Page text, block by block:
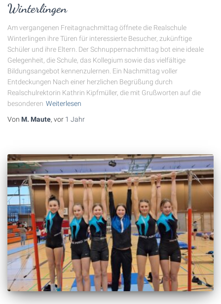
Winterlingen
Am vergangenen Freitagnachmittag öffnete die Realschule
Winterlingen ihre Türen für interessierte Besucher, zukünftige
Schüler und ihre Eltern. Der Schnuppernachmittag bot eine ideale
Gelegenheit, die Schule, das Kollegium sowie das vielfältige
Bildungsangebot kennenzulernen. Ein Nachmittag voller
Entdeckungen Nach einer herzlichen Begrüßung durch
Realschulrektorin Kathrin Kipfmüller, die mit Grußworten auf die
besonderen Weiterlesen
Von M. Maute, vor 1 Jahr